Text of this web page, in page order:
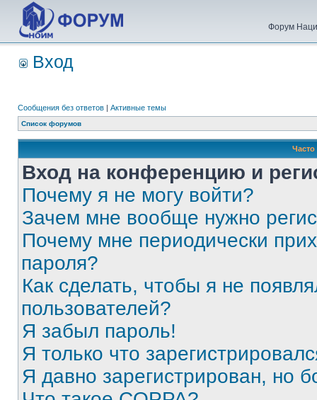
Форум
Вход
Сообщения без ответов | Активные темы
Список форумов
Вход на конференцию и
Почему я не могу войти?
Зачем мне вообще нужно
Почему мне периодически
пароля?
Как сделать, чтобы я не
пользователей?
Я забыл пароль!
Я только что
Я давно зарегистрирован, но